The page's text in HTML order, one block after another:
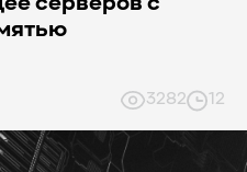
серверов с
3282 12